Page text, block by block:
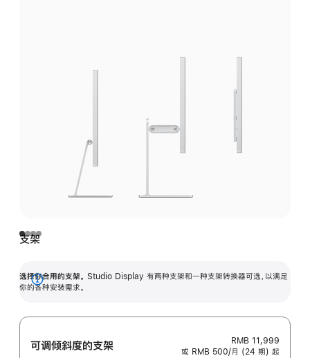
支架
选择你合用的支架。 Studio Display 有两种支架和一种支架转换器可选，以满足
你的各种安装需求。
展
可调倾斜度的支架
RMB 11,999
或 RMB 500/月 (24 期) 起